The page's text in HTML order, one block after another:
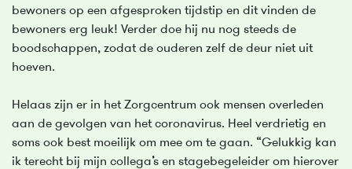
bewoners op een afgesproken tijdstip en dit vinden de
bewoners erg leuk! Verder doe hij nu nog steeds de
boodschappen, zodat de ouderen zelf de deur niet uit
hoeven.
Helaas zijn er in het Zorgcentrum ook mensen overleden
aan de gevolgen van het coronavirus. Heel verdrietig en
soms ook best moeilijk om mee om te gaan. “Gelukkig kan
ik terecht bij mijn collega’s en stagebegeleider om hierover